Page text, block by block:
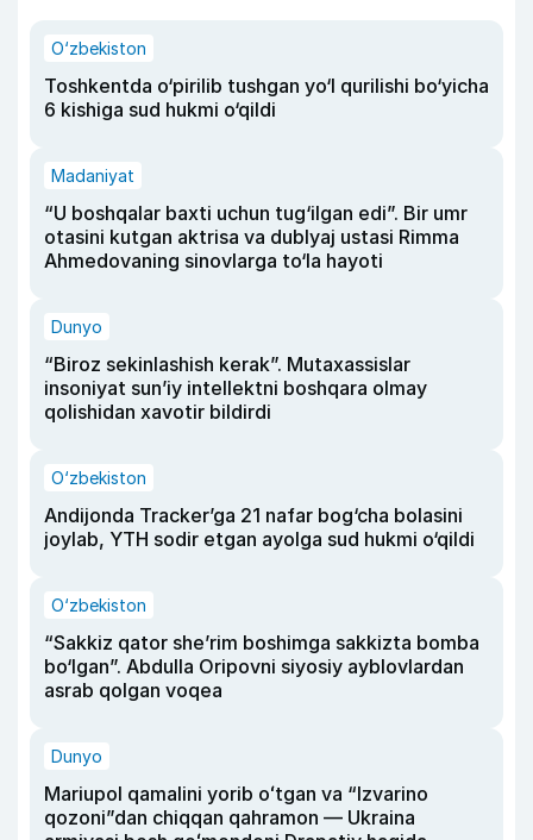
O‘zbekiston
Toshkentda o‘pirilib tushgan yo‘l qurilishi bo‘yicha
6 kishiga sud hukmi o‘qildi
Madaniyat
“U boshqalar baxti uchun tug‘ilgan edi”. Bir umr
otasini kutgan aktrisa va dublyaj ustasi Rimma
Ahmedovaning sinovlarga to‘la hayoti
Dunyo
“Biroz sekinlashish kerak”. Mutaxassislar
insoniyat sun’iy intellektni boshqara olmay
qolishidan xavotir bildirdi
O‘zbekiston
Andijonda Tracker’ga 21 nafar bog‘cha bolasini
joylab, YTH sodir etgan ayolga sud hukmi o‘qildi
O‘zbekiston
“Sakkiz qator she’rim boshimga sakkizta bomba
bo‘lgan”. Abdulla Oripovni siyosiy ayblovlardan
asrab qolgan voqea
Dunyo
Mariupol qamalini yorib oʻtgan va “Izvarino
qozoni”dan chiqqan qahramon — Ukraina